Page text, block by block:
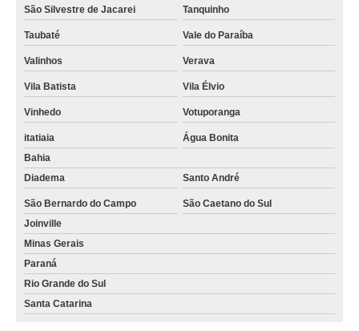
São Silvestre de Jacarei Tanquinho
Taubaté Vale do Paraíba
Valinhos Verava
Vila Batista Vila Élvio
Vinhedo Votuporanga
itatiaia
Água Bonita
Bahia
Diadema
Santo André
São Bernardo do Campo
São Caetano do Sul
Joinville
Minas Gerais
Paraná
Rio Grande do Sul
Santa Catarina